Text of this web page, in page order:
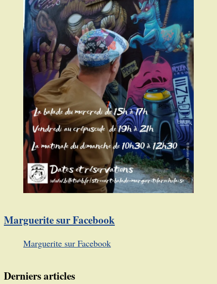
Marguerite sur Facebook
Marguerite sur Facebook
Derniers articles